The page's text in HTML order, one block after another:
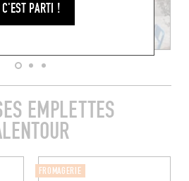
C'EST PARTI !
EMPLETTES
FROMAGERIE